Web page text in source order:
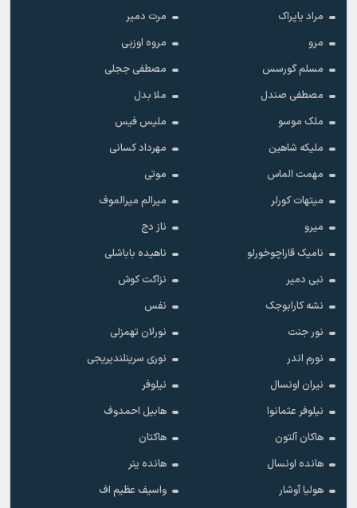
مراد یاپراک
مرت دمیر
مرو
مروه اوزبی
مسلم گورسس
مصطفی ججلی
مصطفی صندل
ملا بدل
ملک موسو
ملیس فیس
ملیکه شاهین
مهرداد کسانی
مهمت الماس
موتی
میتهات کورلر
میرالم میرالموف
میرو
ناز دج
نامیک قاراچوخورلو
ناهیده باباشلی
نبی دمیر
نزاکت کوش
نشه کارابوجک
نفس
نور جنت
نورلان تهمزلی
نورم اندر
نوری سرینلندیریجی
نیران اونسال
نیلوفر
نیلوفر عثمانوا
هابیل احمدوف
هاکان آلتون
هاکتان
هانده اونسال
هانده ینر
هولیا آوشار
واسیف عظیم اف